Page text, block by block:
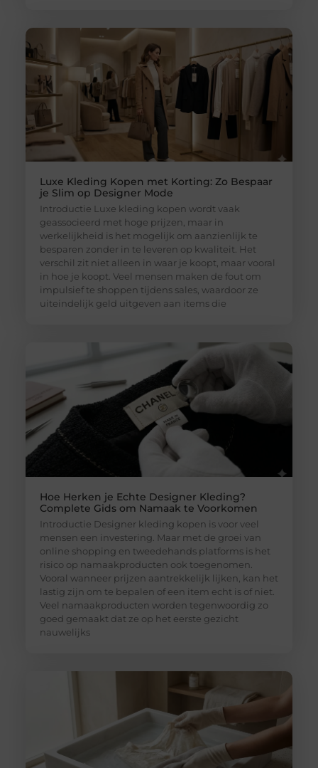
Luxe Kleding Kopen met Korting: Zo Bespaar
je Slim op Designer Mode
Introductie Luxe kleding kopen wordt vaak
geassocieerd met hoge prijzen, maar in
werkelijkheid is het mogelijk om aanzienlijk te
besparen zonder in te leveren op kwaliteit. Het
verschil zit niet alleen in waar je koopt, maar vooral
in hoe je koopt. Veel mensen maken de fout om
impulsief te shoppen tijdens sales, waardoor ze
uiteindelijk geld uitgeven aan items die
Hoe Herken je Echte Designer Kleding?
Complete Gids om Namaak te Voorkomen
Introductie Designer kleding kopen is voor veel
mensen een investering. Maar met de groei van
online shopping en tweedehands platforms is het
risico op namaakproducten ook toegenomen.
Vooral wanneer prijzen aantrekkelijk lijken, kan het
lastig zijn om te bepalen of een item echt is of niet.
Veel namaakproducten worden tegenwoordig zo
goed gemaakt dat ze op het eerste gezicht
nauwelijks